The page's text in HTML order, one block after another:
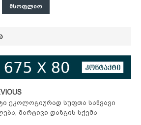
ᲛᲡᲝᲤᲚᲘᲝ
ეკოლოგიურად სუფთა საწვავი
მარტივი დაზგის სქემა